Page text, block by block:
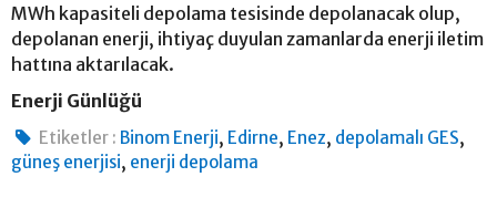
MWh kapasiteli depolama tesisinde depolanacak olup,
depolanan enerji, ihtiyaç duyulan zamanlarda enerji iletim
hattına aktarılacak.
Enerji Günlüğü
Etiketler : Binom Enerji, Edirne, Enez, depolamalı GES,
güneş enerjisi, enerji depolama